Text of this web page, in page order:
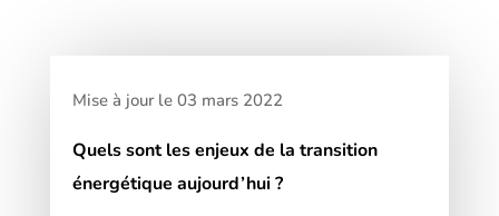
Mise à jour le 03 mars 2022
Quels sont les enjeux de la transition
énergétique aujourd’hui ?